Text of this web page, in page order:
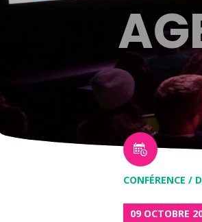
CONFÉRENCE /
09 OCTOBRE